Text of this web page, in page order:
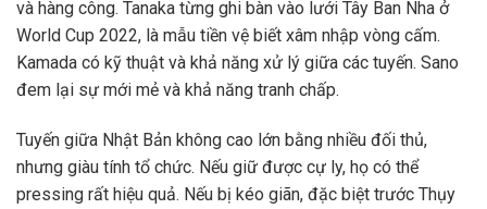
và hàng công. Tanaka từng ghi bàn vào lưới Tây Ban Nha ở
World Cup 2022, là mẫu tiền vệ biết xâm nhập vòng cấm.
Kamada có kỹ thuật và khả năng xử lý giữa các tuyến. Sano
đem lại sự mới mẻ và khả năng tranh chấp.
Tuyến giữa Nhật Bản không cao lớn bằng nhiều đối thủ,
nhưng giàu tính tổ chức. Nếu giữ được cự ly, họ có thể
pressing rất hiệu quả. Nếu bị kéo giãn, đặc biệt trước Thụy